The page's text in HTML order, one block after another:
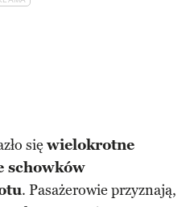
się wielokrotne
schowków
. Pasażerowie przyznają,